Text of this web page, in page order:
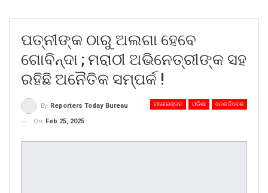
ପତ୍ନୀଙ୍କ ଠାରୁ ଅଲଗା ହେବେ
ଗୋବିନ୍ଦା ; ମରାଠୀ ଅଭିନେତ୍ରୀଙ୍କ ସହ
ରହିଛି ଅନୈତିକ ସମ୍ପର୍କ !
ମନୋରଞ୍ଜନ ଓଡିଶା ଦେଶ ବିଦେଶ
By Reporters Today Bureau
On
Feb 25, 2025